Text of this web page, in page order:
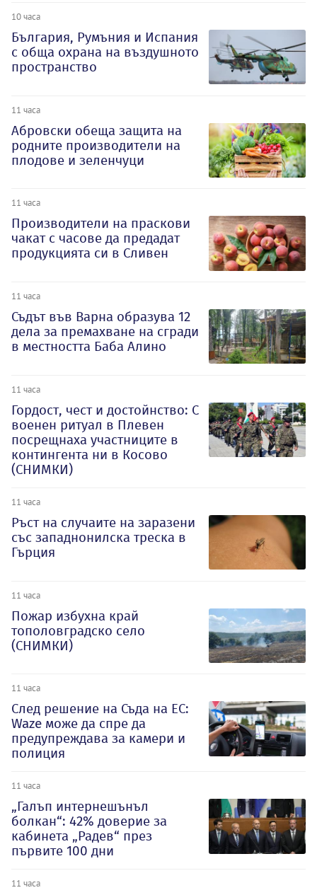
10 часа
България, Румъния и Испания
с обща охрана на въздушното
пространство
11 часа
Абровски обеща защита на
родните производители на
плодове и зеленчуци
11 часа
Производители на праскови
чакат с часове да предадат
продукцията си в Сливен
11 часа
Съдът във Варна образува 12
дела за премахване на сгради
в местността Баба Алино
11 часа
Гордост, чест и достойнство: С
военен ритуал в Плевен
посрещнаха участниците в
контингента ни в Косово
(СНИМКИ)
11 часа
Ръст на случаите на заразени
със западнонилска треска в
Гърция
11 часа
Пожар избухна край
тополовградско село
(СНИМКИ)
11 часа
След решение на Съда на ЕС:
Waze може да спре да
предупреждава за камери и
полиция
11 часа
„Галъп интернешънъл
болкан“: 42% доверие за
кабинета „Радев“ през
първите 100 дни
11 часа